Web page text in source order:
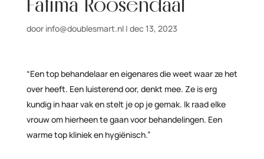
door info@doublesmart.nl| dec 13, 2023
“Een top behandelaar en eigenares die weet waar ze het
over heeft. Een luisterend oor, denkt mee. Ze is erg
kundig in haar vak en stelt je op je gemak. Ik raad elke
vrouw om hierheen te gaan voor behandelingen. Een
warme top kliniek en hygiënisch.”